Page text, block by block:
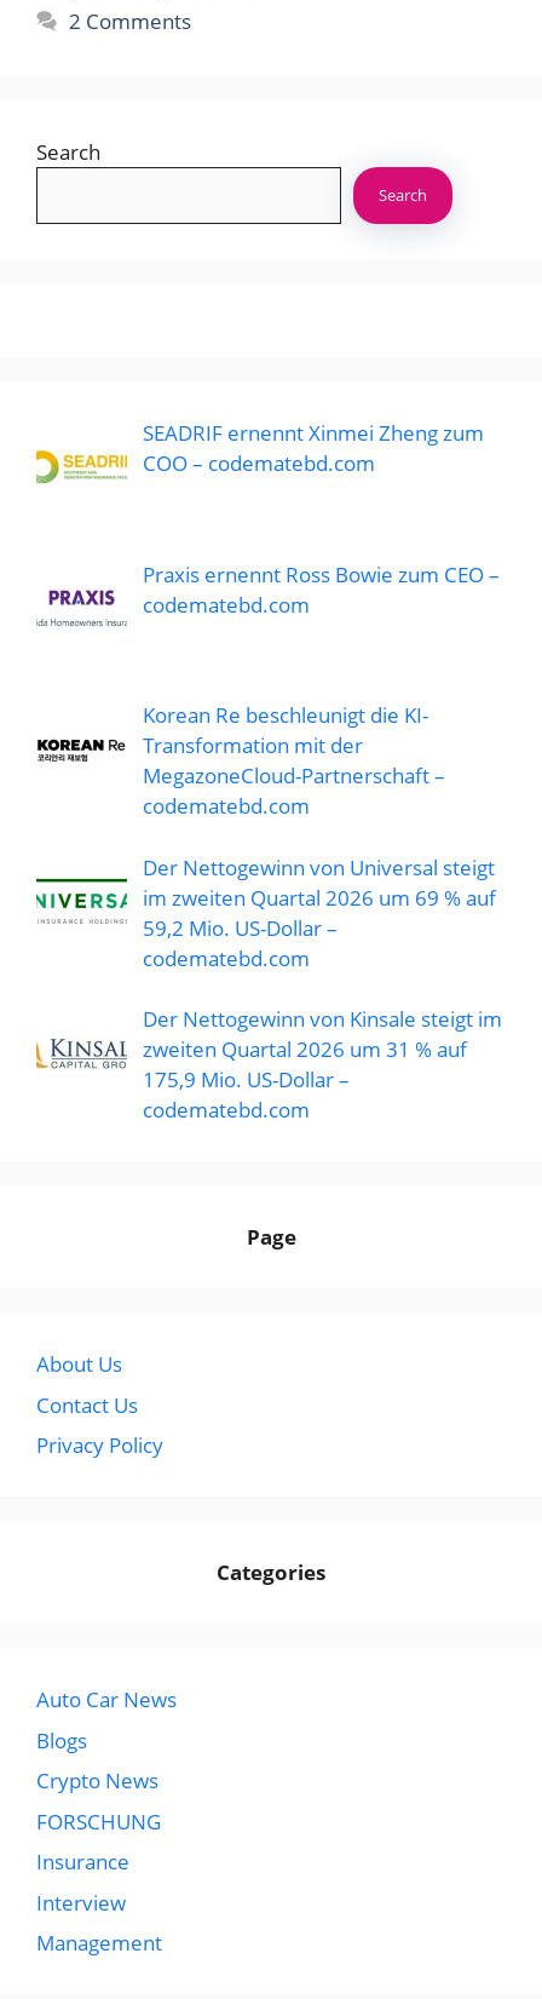
2 Comments
Search
Search
SEADRIF ernennt Xinmei Zheng zum
COO – codematebd.com
Praxis ernennt Ross Bowie zum CEO –
codematebd.com
Korean Re beschleunigt die KI-
Transformation mit der
MegazoneCloud-Partnerschaft –
codematebd.com
Der Nettogewinn von Universal steigt
im zweiten Quartal 2026 um 69 % auf
59,2 Mio. US-Dollar –
codematebd.com
Der Nettogewinn von Kinsale steigt im
zweiten Quartal 2026 um 31 % auf
175,9 Mio. US-Dollar –
codematebd.com
Page
About Us
Contact Us
Privacy Policy
Categories
Auto Car News
Blogs
Crypto News
FORSCHUNG
Insurance
Interview
Management